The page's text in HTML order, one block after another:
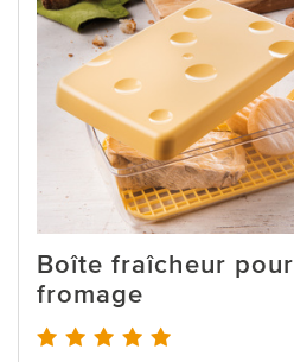
Boîte fraîcheur pour
fromage